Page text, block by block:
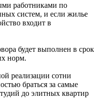
работниками по
систем, и если жилье
входит в
будет выполнен в срок
норм.
реализации сотни
браться за самые
до элитных квартир